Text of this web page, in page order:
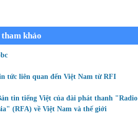
tham khảo
tức liên quan đến Việt Nam từ RFI
tin tiếng Việt của đài phát thanh "Radio
(RFA) về Việt Nam và thế giới